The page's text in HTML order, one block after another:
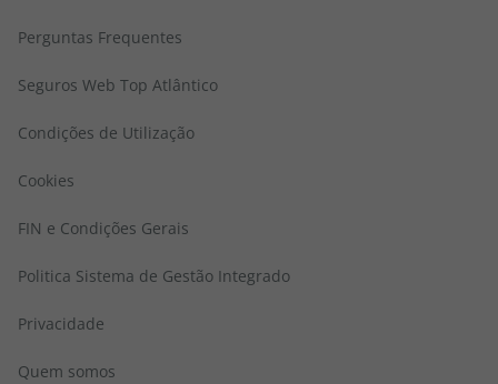
Perguntas Frequentes
Seguros Web Top Atlântico
Condições de Utilização
Cookies
FIN e Condições Gerais
Politica Sistema de Gestão Integrado
Privacidade
Quem somos